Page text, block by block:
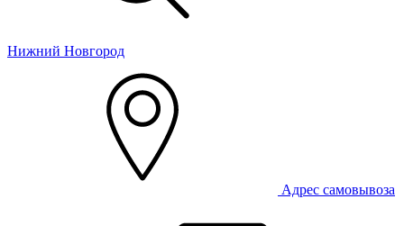
Нижний Новгород
Адрес самовывоза